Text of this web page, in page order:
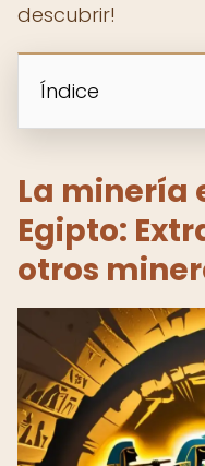
descubrir!
Índice
La minería
Egipto:
otros